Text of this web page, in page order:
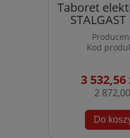
Taboret
Kod
3 532,56
2
Do